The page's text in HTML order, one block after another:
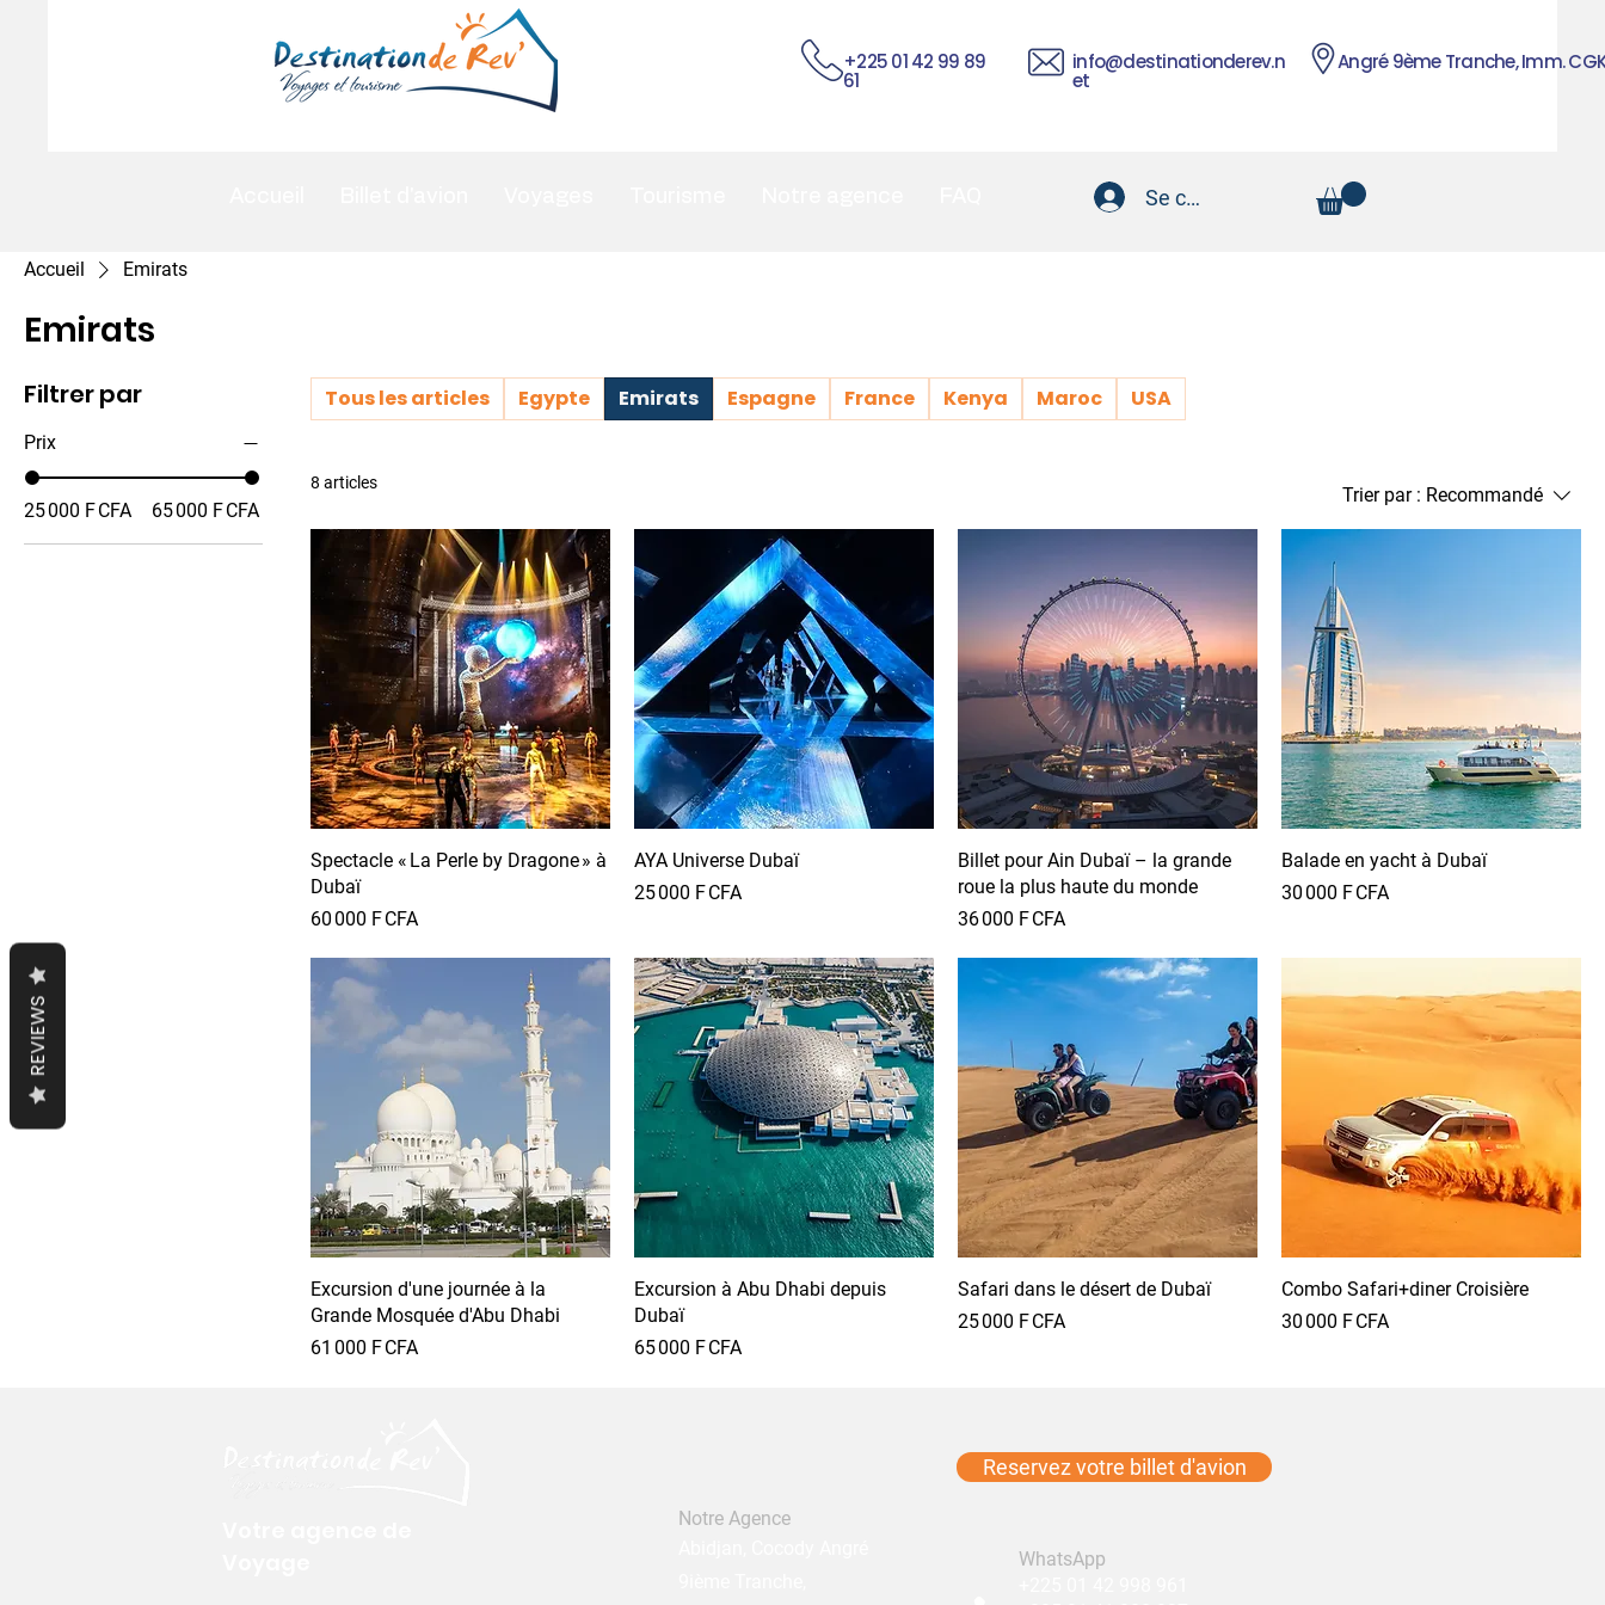
+225 01 42 99 89
61
info@destinationderev.n
et
Angré 9ème Tranche, Imm. CGK
Se connecter
Accueil Emirats
Emirats
Filtrer par
Prix
25 000 F CFA 65 000 F CFA
Tous les articles Egypte Emirats Espagne France Kenya Maroc USA
8 articles
Trier par : Recommandé
Spectacle « La Perle by Dragone » à
Dubaï
Prix
60 000 F CFA
AYA Universe Dubaï
Prix
25 000 F CFA
Billet pour Ain Dubaï – la grande
roue la plus haute du monde
Prix
36 000 F CFA
Balade en yacht à Dubaï
Prix
30 000 F CFA
Excursion d'une journée à la
Grande Mosquée d'Abu Dhabi
Prix
61 000 F CFA
Excursion à Abu Dhabi depuis
Dubaï
Prix
65 000 F CFA
Safari dans le désert de Dubaï
Prix
25 000 F CFA
Combo Safari+diner Croisière
Prix
30 000 F CFA
Notre Agence
Reservez votre billet d'avion
WhatsApp
REVIEWS